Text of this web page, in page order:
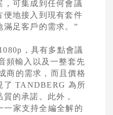
，可集成到任何會議
便地接入到現有套件
足客戶的需求。 ”
，具有多點會議
頻輸入以及一整套先
商的需求，而且價格
了 TANDBERG 為所
的承諾。此外，
一家支持全編全解的